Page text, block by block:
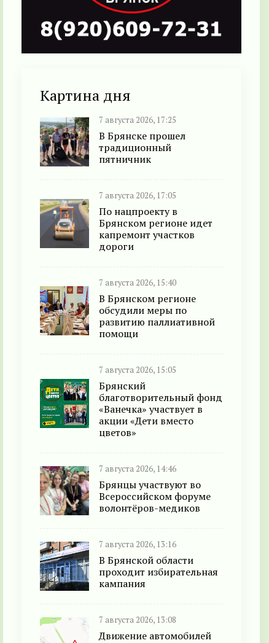
Картина дня
7 августа 2026, 17:25
В Брянске прошел
традиционный
пятничник
7 августа 2026, 17:05
По нацпроекту в
Брянском регионе идет
капремонт участков
дороги
7 августа 2026, 15:40
В Брянском регионе
обсудили меры по
развитию паллиативной
помощи
7 августа 2026, 15:05
Брянский
благотворительный фонд
«Ванечка» участвует в
акции «Дети вместо
цветов»
7 августа 2026, 14:46
Брянцы участвуют во
Всероссийском форуме
волонтёров-медиков
7 августа 2026, 13:16
В Брянской области
проходит избирательная
кампания
7 августа 2026, 13:08
Движение автомобилей